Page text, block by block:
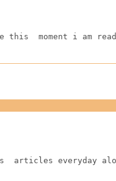
moment i am
articles everyday